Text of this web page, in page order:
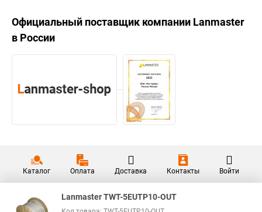
Официальный поставщик компании Lanmaster
в России
Каталог Оплата Доставка Контакты Войти
Lanmaster TWT-5EUTP10-OUT